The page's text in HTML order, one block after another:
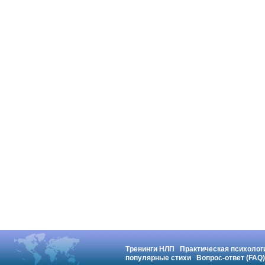
Тренинги НЛП
Практическая
популярные стихи
Вопрос-ответ (FAQ)